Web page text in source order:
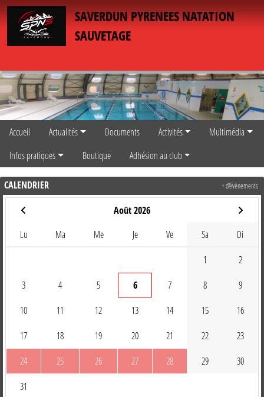
SAVERDUN PYRENEES NATATION
SAUVETAGE
Accueil Actualités Documents Activités
Multimédia
Infos pratiques
Boutique Adhésion au club
CALENDRIER
Août 2026
Lu Ma Me Je Ve Sa Di
1 2
3 4 5 6 7 8 9
10 11 12 13 14 15 16
17 18 19 20 21 22 23
24 25 26 27 28 29 30
31
+ d'évènements
Panneau de gestion des cookies